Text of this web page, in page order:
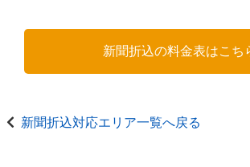
新聞折込の料金表はこち
新聞折込対応エリア一覧へ戻る